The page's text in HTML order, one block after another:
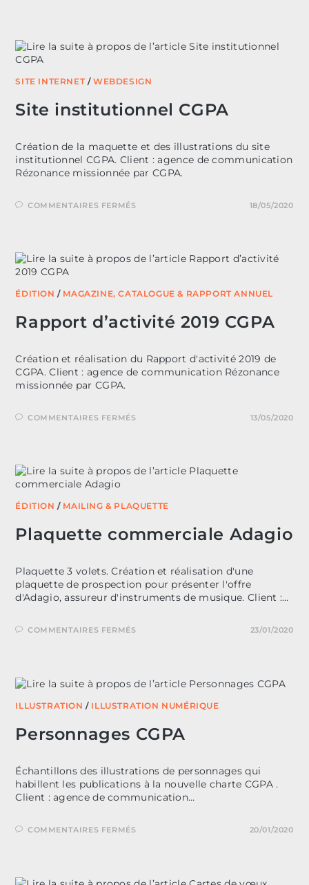
SITE INTERNET/WEBDESIGN
Site institutionnel CGPA
Création de la maquette et des illustrations du site
institutionnel CGPA. Client : agence de communication
Rézonance missionnée par CGPA.
COMMENTAIRES FERMÉSSUR 18/05/2020
ÉDITION / MAGAZINE, CATALOGUE & RAPPORT ANNUEL
Rapport d’activité 2019 CGPA
Création et réalisation du Rapport d'activité 2019 de
CGPA. Client : agence de communication Rézonance
missionnée par CGPA.
COMMENTAIRES FERMÉSSUR 13/05/2020
ÉDITION / MAILING & PLAQUETTE
Plaquette commerciale Adagio
Plaquette 3 volets. Création et réalisation d'une
plaquette de prospection pour présenter l'offre
d'Adagio, assureur d'instruments de musique. Client :…
COMMENTAIRES FERMÉSSUR 23/01/2020
ILLUSTRATION / ILLUSTRATION NUMÉRIQUE
Personnages CGPA
Échantillons des illustrations de personnages qui
habillent les publications à la nouvelle charte CGPA .
Client : agence de communication…
COMMENTAIRES FERMÉSSUR 20/01/2020